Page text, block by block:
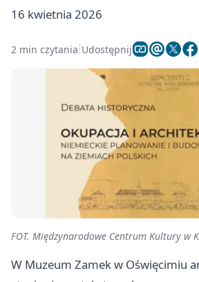
16 kwietnia 2026
2 min czytania Udostępnij
FOT. Międzynarodowe Centrum Kultury w
W Muzeum Zamek w Oświęcimiu